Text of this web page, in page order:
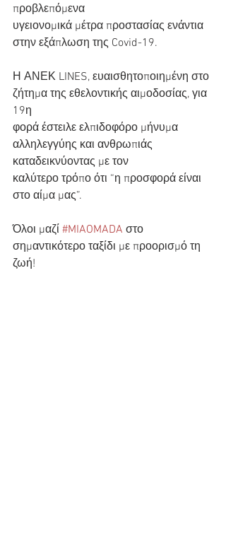
προβλεπόμενα
υγειονομικά μέτρα προστασίας ενάντια
στην εξάπλωση της Covid-19.
Η ΑΝΕΚ LINES, ευαισθητοποιημένη στο
ζήτημα της εθελοντικής αιμοδοσίας, για
19η
φορά έστειλε ελπιδοφόρο μήνυμα
αλληλεγγύης και ανθρωπιάς
καταδεικνύοντας με τον
καλύτερο τρόπο ότι “η προσφορά είναι
στο αίμα μας”.
Όλοι μαζί #MIAOMADA στο
σημαντικότερο ταξίδι με προορισμό τη
ζωή!